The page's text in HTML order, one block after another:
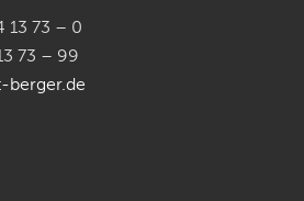
13 73 – 0
73 – 99
berger.de